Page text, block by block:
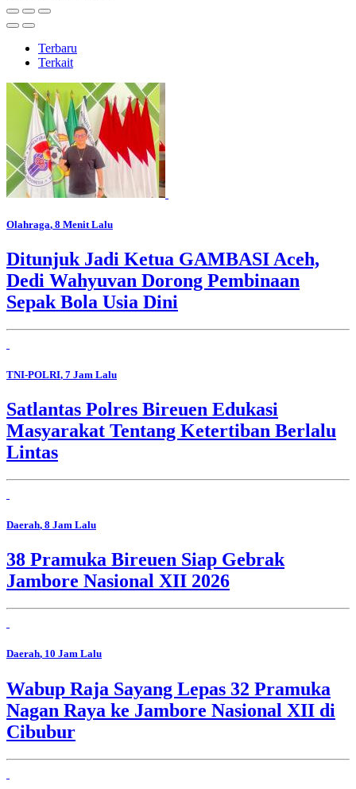
Terbaru
Terkait
Olahraga, 8 Menit Lalu
Ditunjuk Jadi Ketua GAMBASI Aceh,
Dedi Wahyuvan Dorong Pembinaan
Sepak Bola Usia Dini
TNI-POLRI, 7 Jam Lalu
Satlantas Polres Bireuen Edukasi
Masyarakat Tentang Ketertiban Berlalu
Lintas
Daerah, 8 Jam Lalu
38 Pramuka Bireuen Siap Gebrak
Jambore Nasional XII 2026
Daerah, 10 Jam Lalu
Wabup Raja Sayang Lepas 32 Pramuka
Nagan Raya ke Jambore Nasional XII di
Cibubur